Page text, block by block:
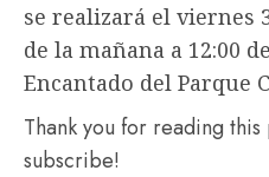
se realizará el viernes
de la mañana a 12:00
Encantado del Parque
Thank you for reading
subscribe!